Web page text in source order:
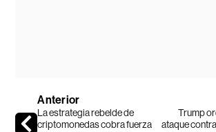
Anterior
La estrategia rebelde de
criptomonedas cobra fuerza
Trump
ataque